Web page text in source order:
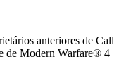
anteriores de Call
de Modern Warfare® 4